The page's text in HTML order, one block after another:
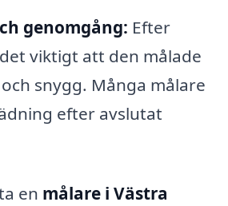
genomgång: Efter
viktigt att den målade
snygg. Många målare
efter avslutat
en målare i Västra